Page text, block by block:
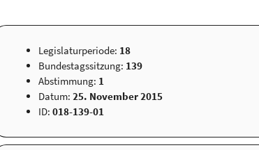
Legislaturperiode: 18
Bundestagssitzung: 139
Abstimmung: 1
Datum: 25. November 2015
ID: 018-139-01